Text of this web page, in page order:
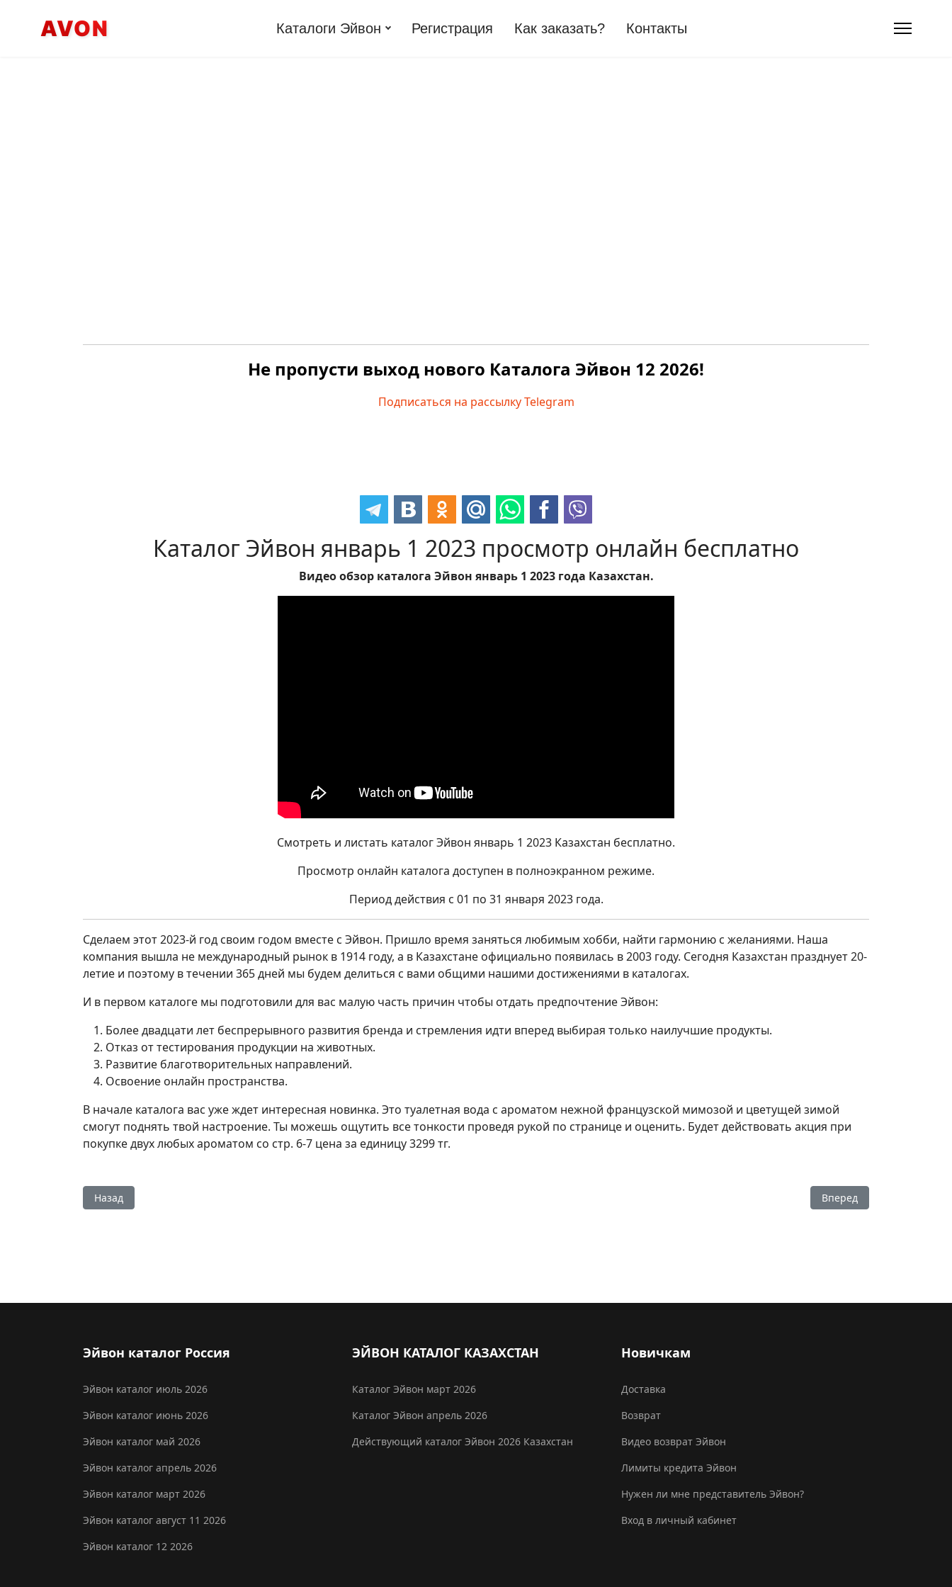
AVON Каталоги Эйвон Регистрация Как заказать? Контакты
Не пропусти выход нового Каталога Эйвон 12 2026!
Подписаться на рассылку Telegram
Каталог Эйвон январь 1 2023 просмотр онлайн бесплатно
Видео обзор каталога Эйвон январь 1 2023 года Казахстан.
Смотреть и листать каталог Эйвон январь 1 2023 Казахстан бесплатно.
Просмотр онлайн каталога доступен в полноэкранном режиме.
Период действия с 01 по 31 января 2023 года.
Сделаем этот 2023-й год своим годом вместе с Эйвон. Пришло время заняться любимым хобби, найти гармонию с желаниями. Наша
компания вышла не международный рынок в 1914 году, а в Казахстане официально появилась в 2003 году. Сегодня Казахстан празднует 20-
летие и поэтому в течении 365 дней мы будем делиться с вами общими нашими достижениями в каталогах.
И в первом каталоге мы подготовили для вас малую часть причин чтобы отдать предпочтение Эйвон:
Более двадцати лет беспрерывного развития бренда и стремления идти вперед выбирая только наилучшие продукты.
Отказ от тестирования продукции на животных.
Развитие благотворительных направлений.
Освоение онлайн пространства.
В начале каталога вас уже ждет интересная новинка. Это туалетная вода с ароматом нежной французской мимозой и цветущей зимой
смогут поднять твой настроение. Ты можешь ощутить все тонкости проведя рукой по странице и оценить. Будет действовать акция при
покупке двух любых ароматом со стр. 6-7 цена за единицу 3299 тг.
Предыдущий: Действующий каталог Эйвон 2026 Казахстан смотреть онлайн бесплтано
Назад Следующий: Распродажа
Вперед
Эйвон каталог Россия
Эйвон каталог июль 2026
Эйвон каталог июнь 2026
Эйвон каталог май 2026
Эйвон каталог апрель 2026
Эйвон каталог март 2026
Эйвон каталог август 11 2026
Эйвон каталог 12 2026
ЭЙВОН КАТАЛОГ КАЗАХСТАН
Каталог Эйвон март 2026
Каталог Эйвон апрель 2026
Действующий каталог Эйвон 2026 Казахстан
Новичкам
Доставка
Возврат
Видео возврат Эйвон
Лимиты кредита Эйвон
Нужен ли мне представитель Эйвон?
Вход в личный кабинет